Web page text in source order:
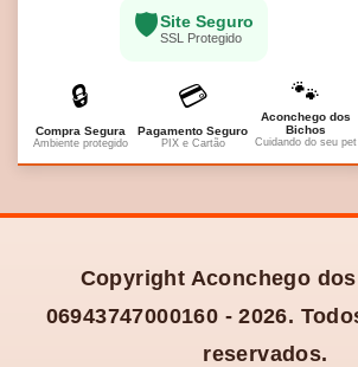
🛡️Site Seguro
SSL Protegido
🔒
Compra Segura
Ambiente protegido
💳
Pagamento Seguro
PIX e Cartão
🐾
Aconchego dos
Bichos
Cuidando do seu pet
Copyright Aconchego
06943747000160 - 2026.
reservados.